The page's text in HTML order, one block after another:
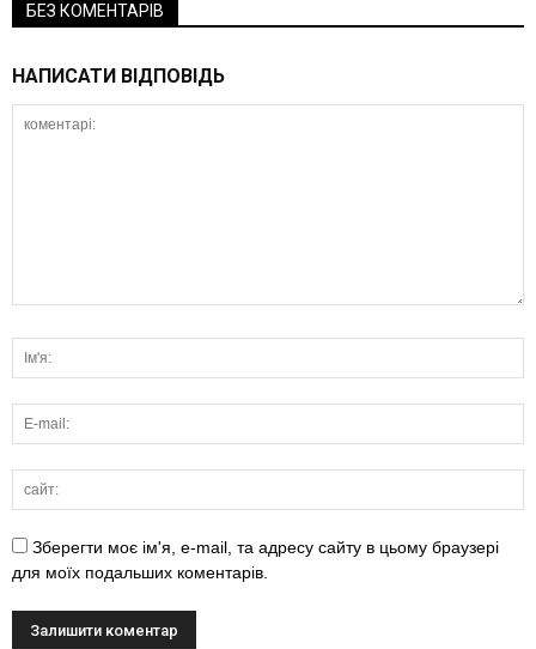
БЕЗ КОМЕНТАРІВ
НАПИСАТИ ВІДПОВІДЬ
Зберегти моє ім'я, e-mail, та адресу сайту в цьому браузері
для моїх подальших коментарів.